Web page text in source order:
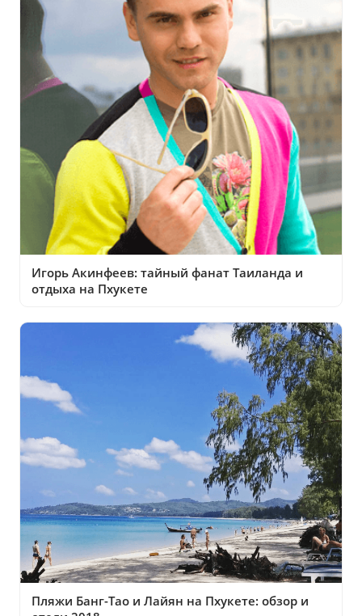
Игорь Акинфеев: тайный фанат Таиланда и
отдыха на Пхукете
Пляжи Банг-Тао и Лайян на Пхукете: обзор и